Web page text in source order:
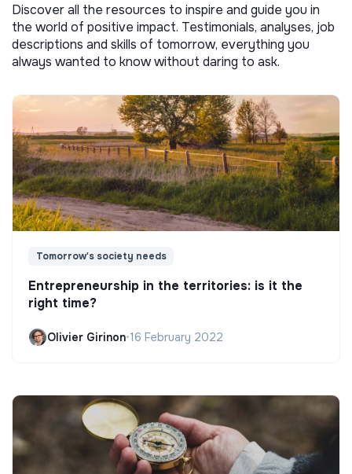
Discover all the resources to inspire and guide you in
the world of positive impact. Testimonials, analyses, job
descriptions and skills of tomorrow, everything you
always wanted to know without daring to ask.
Tomorrow's society needs
Entrepreneurship in the territories: is it the
right time?
Olivier Girinon•16 February 2022